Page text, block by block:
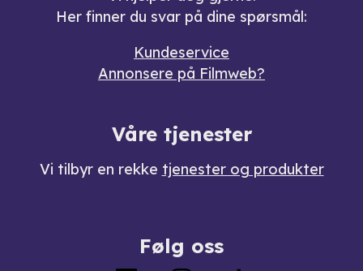
Her finner du svar på dine spørsmål:
Kundeservice
Annonsere på Filmweb?
Våre tjenester
Vi tilbyr en rekke tjenester og produkter
Følg oss